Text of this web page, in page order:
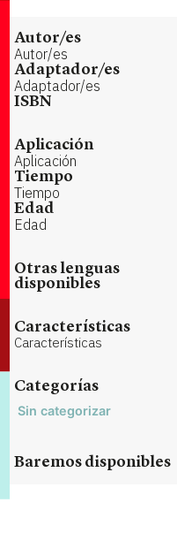
Autor/es
Autor/es
Adaptador/es
Adaptador/es
ISBN
Aplicación
Aplicación
Tiempo
Tiempo
Edad
Edad
Otras lenguas
disponibles
Características
Características
Categorías
Sin categorizar
Baremos disponibles